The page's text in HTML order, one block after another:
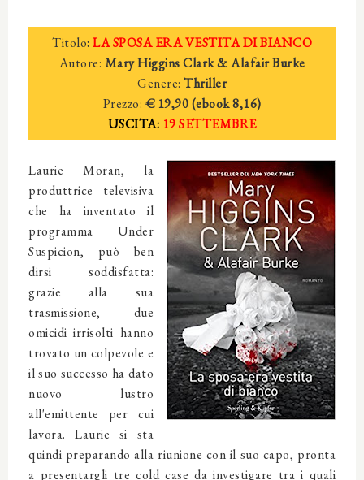
Titolo:LA SPOSA ERA VESTITA DI BIANCO
Autore: Mary Higgins Clark & Alafair Burke
Genere: Thriller
Prezzo: € 19,90 (ebook8,16)
USCITA: 19 SETTEMBRE
Laurie Moran, la
produttrice televisiva
che ha inventato il
programma Under
Suspicion, può ben
dirsi soddisfatta:
grazie alla sua
trasmissione, due
omicidi irrisolti hanno
trovato un colpevole e
il suo successo ha dato
nuovo lustro
all'emittente per cui
lavora. Laurie si sta
quindi preparando alla riunione con il suo capo, pronta
a presentargli tre cold case da investigare tra i quali